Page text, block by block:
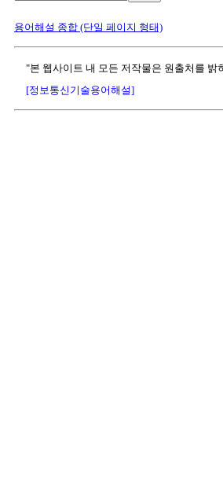
용어해설 종합 (단일 페이지 형태)
"본 웹사이트 내 모든 저작물은 원출처를
[정보통신기술용어해설]